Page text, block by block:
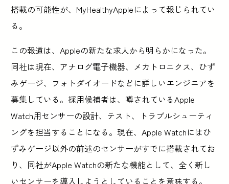
搭載の可能性が、MyHealthyAppleによって報じられてい
る。
この報道は、Appleの新たな求人から明らかになった。
同社は現在、アナログ電子機器、メカトロニクス、ひず
みゲージ、フォトダイオードなどに詳しいエンジニアを
募集している。採用候補者は、噂されているApple
Watch用センサーの設計、テスト、トラブルシューティ
ングを担当することになる。現在、Apple Watchにはひ
ずみゲージ以外の前述のセンサーがすでに搭載されてお
り、同社がApple Watchの新たな機能として、全く新し
いセンサーを導入しようとしていることを意味する。